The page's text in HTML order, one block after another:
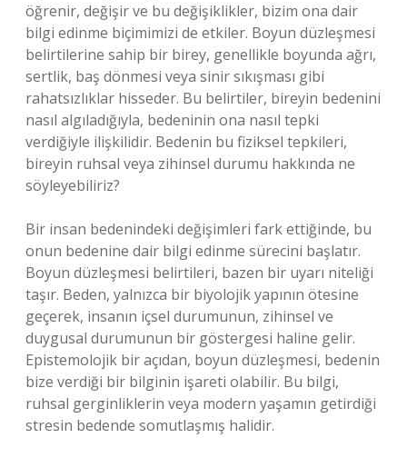
öğrenir, değişir ve bu değişiklikler, bizim ona dair
bilgi edinme biçimimizi de etkiler. Boyun düzleşmesi
belirtilerine sahip bir birey, genellikle boyunda ağrı,
sertlik, baş dönmesi veya sinir sıkışması gibi
rahatsızlıklar hisseder. Bu belirtiler, bireyin bedenini
nasıl algıladığıyla, bedeninin ona nasıl tepki
verdiğiyle ilişkilidir. Bedenin bu fiziksel tepkileri,
bireyin ruhsal veya zihinsel durumu hakkında ne
söyleyebiliriz?
Bir insan bedenindeki değişimleri fark ettiğinde, bu
onun bedenine dair bilgi edinme sürecini başlatır.
Boyun düzleşmesi belirtileri, bazen bir uyarı niteliği
taşır. Beden, yalnızca bir biyolojik yapının ötesine
geçerek, insanın içsel durumunun, zihinsel ve
duygusal durumunun bir göstergesi haline gelir.
Epistemolojik bir açıdan, boyun düzleşmesi, bedenin
bize verdiği bir bilginin işareti olabilir. Bu bilgi,
ruhsal gerginliklerin veya modern yaşamın getirdiği
stresin bedende somutlaşmış halidir.